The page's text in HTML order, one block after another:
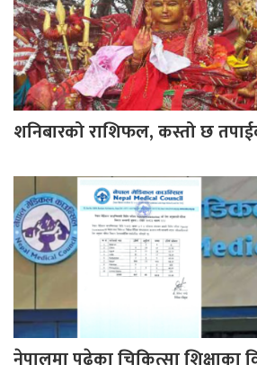
शनिबारको राशिफल, कस्तो छ